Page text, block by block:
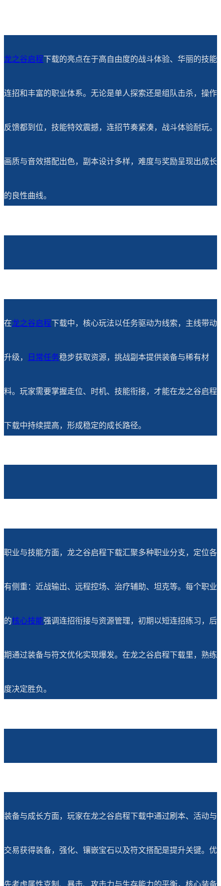
龙之谷启程下载的亮点在于高自由度的战斗体验、华丽的技能
连招和丰富的职业体系。无论是单人探索还是组队击杀，操作
反馈都到位，技能特效震撼，连招节奏紧凑，战斗体验耐玩。
画质与音效搭配出色，副本设计多样，难度与奖励呈现出成长
的良性曲线。
在龙之谷启程下载中，核心玩法以任务驱动为线索，主线带动
升级， 日常任务稳步获取资源，挑战副本提供装备与稀有材
料。玩家需要掌握走位、时机、技能衔接，才能在龙之谷启程
下载中持续提高，形成稳定的成长路径。
职业与技能方面，龙之谷启程下载汇聚多种职业分支，定位各
有侧重：近战输出、远程控场、治疗辅助、坦克等。每个职业
的核心技能强调连招衔接与资源管理，初期以短连招练习，后
期通过装备与符文优化实现爆发。在龙之谷启程下载里，熟练
度决定胜负。
装备与成长方面，玩家在龙之谷启程下载中通过刷本、活动与
交易获得装备，强化、镶嵌宝石以及符文搭配是提升关键。优